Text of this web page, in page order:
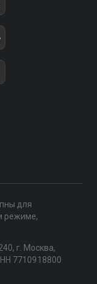
для
режиме,
г. Москва,
7710918800